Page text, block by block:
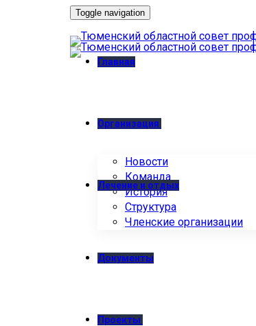
Toggle navigation
Главная
Организация
Новости
Команда
История
Структура
Членские организации
Лечение и отдых
Документы
Проекты